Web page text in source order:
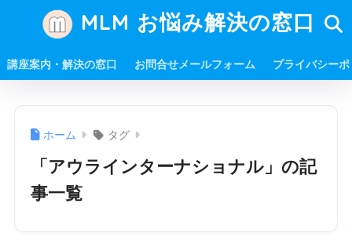
MLM お悩み解決の窓口
講座案内・解決の窓口 お問合せメールフォーム プライバシー
ホーム タグ
「アウラインターナショナル」の記
事一覧